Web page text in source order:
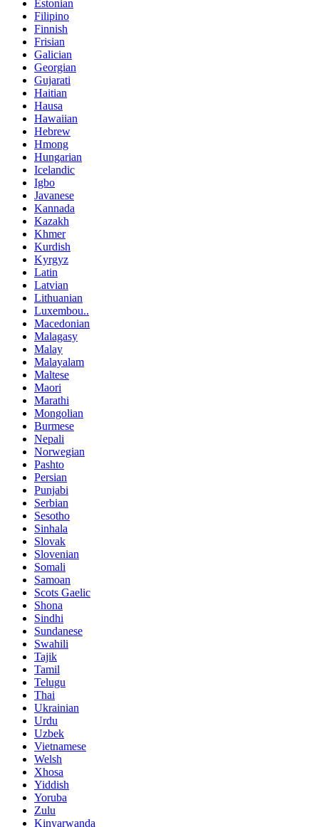
Estonian
Filipino
Finnish
Frisian
Galician
Georgian
Gujarati
Haitian
Hausa
Hawaiian
Hebrew
Hmong
Hungarian
Icelandic
Igbo
Javanese
Kannada
Kazakh
Khmer
Kurdish
Kyrgyz
Latin
Latvian
Lithuanian
Luxembou..
Macedonian
Malagasy
Malay
Malayalam
Maltese
Maori
Marathi
Mongolian
Burmese
Nepali
Norwegian
Pashto
Persian
Punjabi
Serbian
Sesotho
Sinhala
Slovak
Slovenian
Somali
Samoan
Scots Gaelic
Shona
Sindhi
Sundanese
Swahili
Tajik
Tamil
Telugu
Thai
Ukrainian
Urdu
Uzbek
Vietnamese
Welsh
Xhosa
Yiddish
Yoruba
Zulu
Kinyarwanda